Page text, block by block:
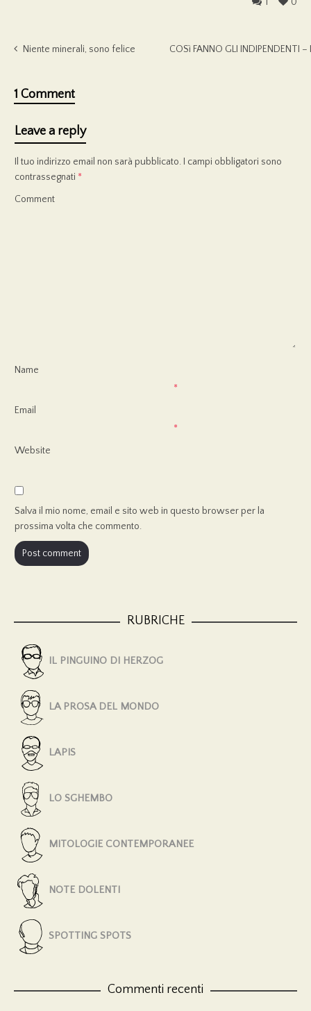
0
1
Niente minerali, sono felice COSì FANNO GLI INDIPENDENTI
1 Comment
Leave a reply
Il tuo indirizzo email non sarà pubblicato. I campi obbligatori sono
contrassegnati *
Comment
Name
*
Email
*
Website
Salva il mio nome, email e sito web in questo browser per la
prossima volta che commento.
RUBRICHE
IL PINGUINO DI HERZOG
LA PROSA DEL MONDO
LAPIS
LO SGHEMBO
MITOLOGIE CONTEMPORANEE
NOTE DOLENTI
SPOTTING SPOTS
Commenti recenti